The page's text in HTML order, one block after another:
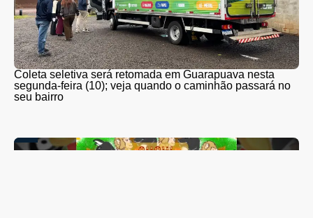
Coleta seletiva será retomada em Guarapuava nesta
segunda-feira (10); veja quando o caminhão passará no
seu bairro